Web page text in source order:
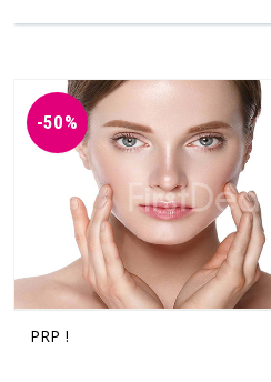
-50%
PRP !